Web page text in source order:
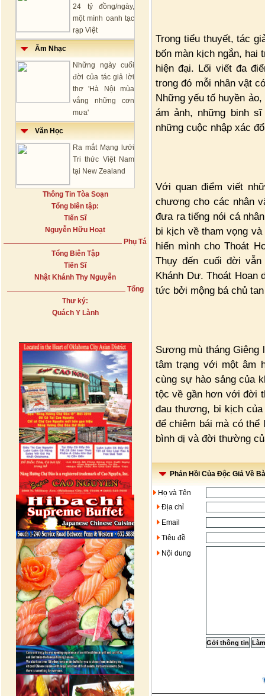
24 tỷ đồng/ngày,
một mình oanh tạc
rạp Việt
Âm Nhạc
Những ngày cuối
đời của tác giả lời
thơ 'Hà Nội mùa
vắng những cơn
mưa'
Văn Học
Ra mắt Mạng lưới
Tri thức Việt Nam
tại New Zealand
Thông Tin Tòa Soạn
Tổng biên tập:
Tiến Sĩ
Nguyễn Hữu Hoạt
Phụ Tá
Tổng Biên Tập
Tiến Sĩ
Nhật Khánh Thy Nguyễn
Tổng
Thư ký:
Quách Y Lành
Trong tiểu thuyết, tác
bốn màn kịch ngắn, hai
hiện đại. Lối viết đa
trong đó mỗi nhân vật
Những yếu tố huyền
ám ảnh, những binh
những cuộc nhập xác
Với quan điểm viết
chương cho các nhân
đưa ra tiếng nói cá
bi kịch về tham vọng
hiến mình cho Thoát
Thụy đến cuối đời
Khánh Dư. Thoát Hoan
tức bởi mộng bá chủ
Sương mù tháng Giêng
tâm trạng với một âm
cùng sự hào sảng của
tộc về gần hơn với đời
đau thương, bi kịch
để chiêm bái mà có thể
bình dị và đời thường
Phản Hồi Của Độc Giả Về
Họ và Tên
Địa chỉ
Email
Tiêu đề
Nội dung